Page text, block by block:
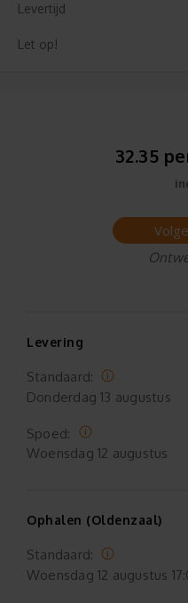
Levertijd
Let op!
32.35
Levering
Standaard:
Donderdag 13 augustus
Spoed:
Woensdag 12 augustus
Ophalen (Oldenzaal)
Standaard:
Woensdag 12 augustus